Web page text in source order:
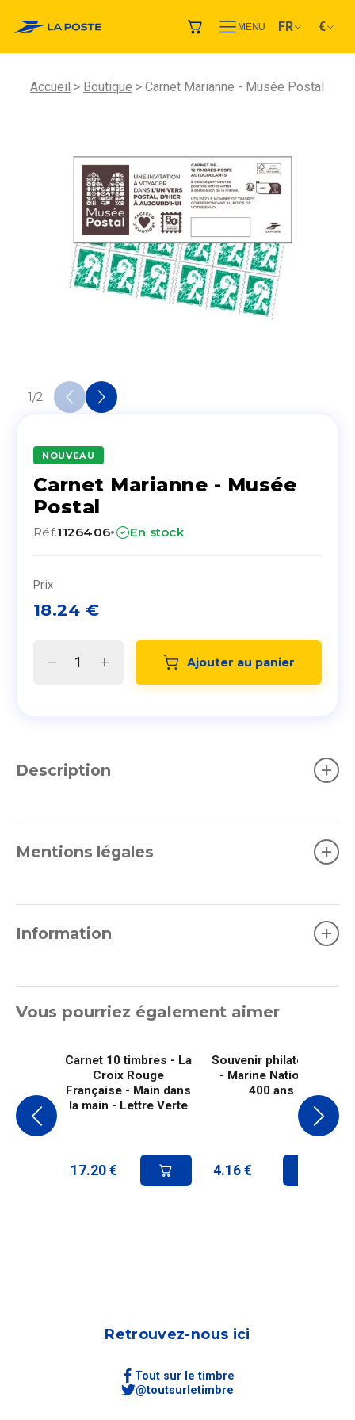
MENU FR €
Accueil Boutique Carnet Marianne - Musée Postal
1/2
NOUVEAU
Carnet Marianne - Musée
Postal
Réf.1126406· En stock
Prix
18.24 €
Ajouter au panier
Description +
Mentions légales +
Information +
Vous pourriez également aimer
Carnet 10 timbres - La
Croix Rouge
Française - Main dans
la main - Lettre Verte
17.20 €
Souvenir philatélique
- Marine Nationale
400 ans
4.16 €
Retrouvez-nous ici
Tout sur le timbre
@toutsurletimbre